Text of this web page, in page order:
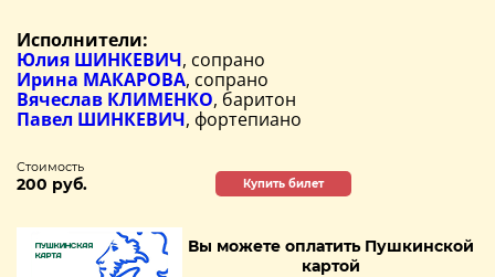
Исполнители:
Юлия ШИНКЕВИЧ, сопрано
Ирина МАКАРОВА, сопрано
Вячеслав КЛИМЕНКО, баритон
Павел ШИНКЕВИЧ, фортепиано
Стоимость
200 руб. Купить билет
Вы можете оплатить Пушкинской
картой